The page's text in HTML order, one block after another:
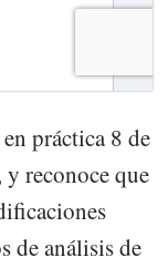
práctica 8 de
reconoce que
de análisis de